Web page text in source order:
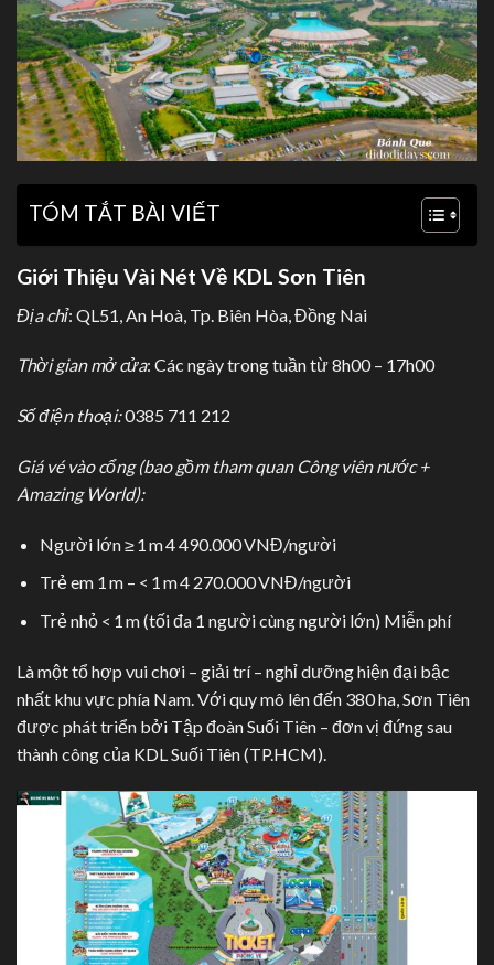
TÓM TẮT BÀI VIẾT
Giới Thiệu Vài Nét Về KDL Sơn Tiên
Địa chỉ: QL51, An Hoà, Tp. Biên Hòa, Đồng Nai
Thời gian mở cửa: Các ngày trong tuần từ 8h00 – 17h00
Số điện thoại:0385 711 212
Giá vé vào cổng (bao gồm tham quan Công viên nước +
Amazing World):
Người lớn ≥ 1 m 4 490.000 VNĐ/người
Trẻ em 1 m – < 1 m 4 270.000 VNĐ/người
Trẻ nhỏ < 1 m (tối đa 1 người cùng người lớn) Miễn phí
Là một tổ hợp vui chơi – giải trí – nghỉ dưỡng hiện đại bậc
nhất khu vực phía Nam. Với quy mô lên đến 380 ha, Sơn Tiên
được phát triển bởi Tập đoàn Suối Tiên – đơn vị đứng sau
thành công của KDL Suối Tiên (TP.HCM).